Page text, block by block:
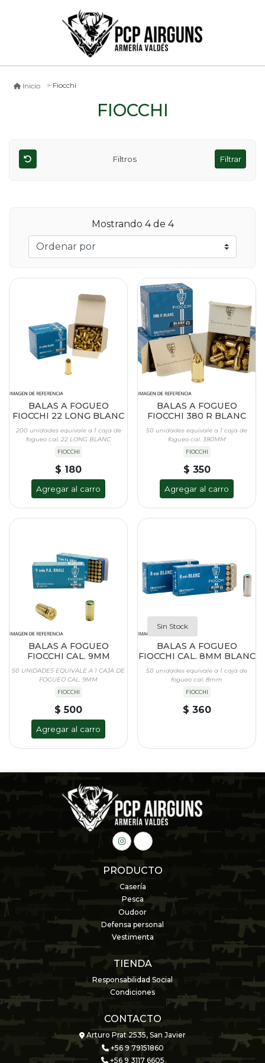
Inicio Fiocchi
FIOCCHI
Filtros Filtrar
Mostrando 4de 4
BALAS A FOGUEO
FIOCCHI 22 LONG BLANC
200 unidades equivale a 1 caja de
fogueo cal. 22 LONG BLANC
FIOCCHI
$ 180
Agregar al carro
BALAS A FOGUEO
FIOCCHI 380 R BLANC
50 unidades equivale a 1 caja de
fogueo cal. 380MM
FIOCCHI
$ 350
Agregar al carro
BALAS A FOGUEO
FIOCCHI CAL. 9MM
50 UNIDADES EQUIVALE A 1 CAJA DE
FOGUEO CAL. 9MM
FIOCCHI
$ 500
Agregar al carro
Sin Stock
BALAS A FOGUEO
FIOCCHI CAL. 8MM BLANC
50 unidades equivale a 1 caja de
fogueo cal. 8mm
FIOCCHI
$ 360
PRODUCTO
Casería
Pesca
Oudoor
Defensa personal
Vestimenta
TIENDA
Responsabilidad Social
Condiciones
CONTACTO
Arturo Prat 2535, San Javier
+56 9 79151860
+56 9 3117 6605